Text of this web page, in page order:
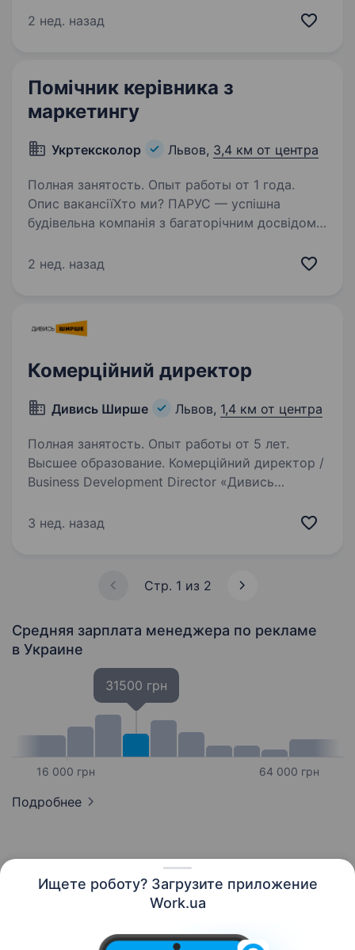
Ищете роботу? Загрузите приложение
Work.ua
маркетинг-лідера, який візьме на себе
2 нед. назад
Помічник керівника з
маркетингу
Укртексколор Львов, 3,4 км от центра
Полная занятость. Опыт работы от 1 года.
Опис вакансіїХто ми? ПАРУС — успішна
будівельна компанія з багаторічним досвідом
будівництва. Ми створюємо не просто
2 нед. назад
Комерційний директор
Дивись Ширше Львов, 1,4 км от центра
Полная занятость. Опыт работы от 5 лет.
Высшее образование. Комерційний директор /
Business Development Director «Дивись
допомагає українським студентам здобувати
3 нед. назад
Стр. 1 из 2
Средняя зарплата менеджера по рекламе
в Украине
16 000 грн
31500 грн
64 000 грн
Подробнее